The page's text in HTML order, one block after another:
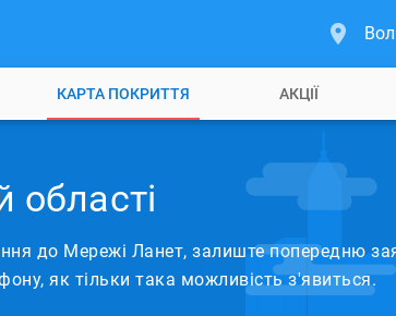
КАРТА ПОКРИТТЯ АКЦІЇ
області
до Мережі Ланет, залиште попередню
як тільки така можливість з'явиться.